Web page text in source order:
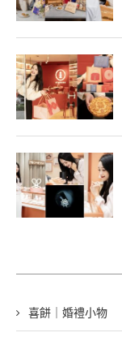
喜餅｜婚禮小物